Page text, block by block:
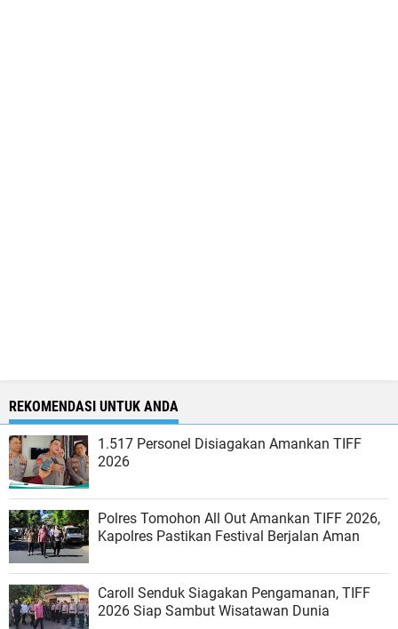
REKOMENDASI UNTUK ANDA
1.517 Personel Disiagakan Amankan TIFF
2026
Polres Tomohon All Out Amankan TIFF 2026,
Kapolres Pastikan Festival Berjalan Aman
Caroll Senduk Siagakan Pengamanan, TIFF
2026 Siap Sambut Wisatawan Dunia